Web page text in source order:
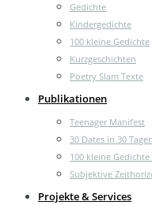
Gedichte
Kindergedichte
100 kleine Gedichte
Kurzgeschichten
Poetry Slam Texte
Publikationen
Teenager Manifest
30 Dates in 30 Tagen
100 kleine
Subjektive
Projekte & Services